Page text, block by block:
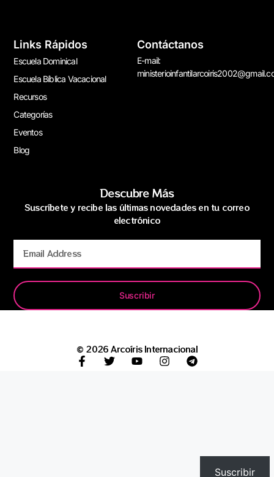
Links Rápidos
Escuela Dominical
Escuela Bíblica Vacacional
Recursos
Categorías
Eventos
Blog
Contáctanos
E-mail:
Descubre Más
Suscríbete y recibe las últimas novedades en tu correo
electrónico
Suscribir
© 2026 Arcoíris Internacional
Suscribir